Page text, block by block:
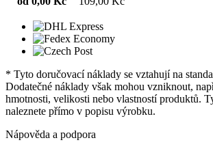
* Tyto doručovací náklady se vztahují na
Dodatečné náklady však mohou vzniknout,
hmotnosti, velikosti nebo vlastností produktů.
naleznete přímo v popisu výrobku.
Nápověda a podpora